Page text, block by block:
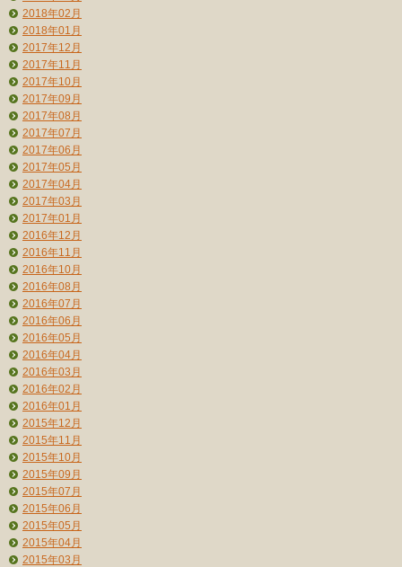
2018年02月
2018年01月
2017年12月
2017年11月
2017年10月
2017年09月
2017年08月
2017年07月
2017年06月
2017年05月
2017年04月
2017年03月
2017年01月
2016年12月
2016年11月
2016年10月
2016年08月
2016年07月
2016年06月
2016年05月
2016年04月
2016年03月
2016年02月
2016年01月
2015年12月
2015年11月
2015年10月
2015年09月
2015年07月
2015年06月
2015年05月
2015年04月
2015年03月